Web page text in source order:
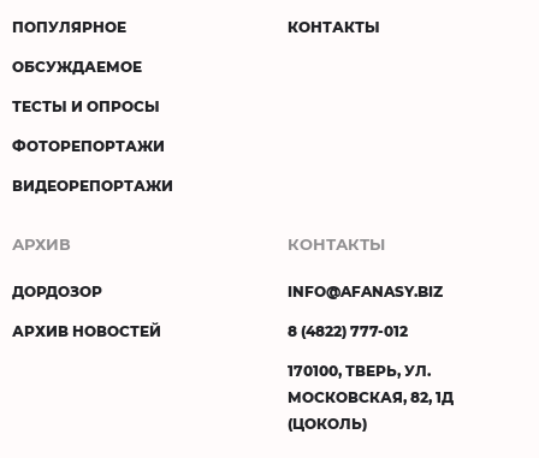
ПОПУЛЯРНОЕ
ОБСУЖДАЕМОЕ
ТЕСТЫ И ОПРОСЫ
ФОТОРЕПОРТАЖИ
ВИДЕОРЕПОРТАЖИ
КОНТАКТЫ
АРХИВ
ДОРДОЗОР
АРХИВ НОВОСТЕЙ
КОНТАКТЫ
INFO@AFANASY.BIZ
8 (4822) 777-012
170100, ТВЕРЬ, УЛ.
МОСКОВСКАЯ, 82, 1Д
(ЦОКОЛЬ)